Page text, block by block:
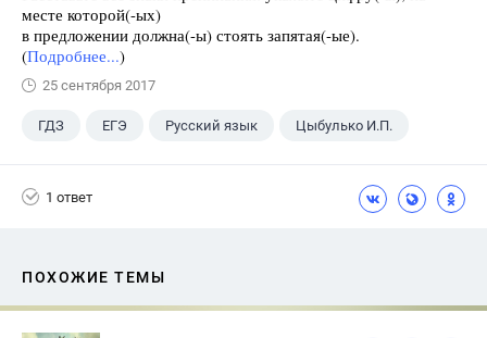
месте которой(-ых)
в предложении должна(-ы) стоять запятая(-ые).
(Подробнее...)
25 сентября 2017
ГДЗ ЕГЭ Русский язык Цыбулько И.П.
1 ответ
ПОХОЖИЕ ТЕМЫ